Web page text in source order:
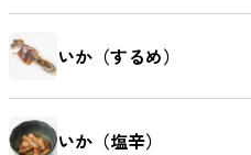
いか（するめ）
いか（塩辛）